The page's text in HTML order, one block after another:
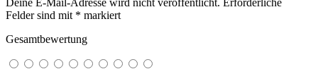
Deine E-Mail-Adresse wird nicht veröffentlicht. Erforderliche
Felder sind mit * markiert
Gesamtbewertung